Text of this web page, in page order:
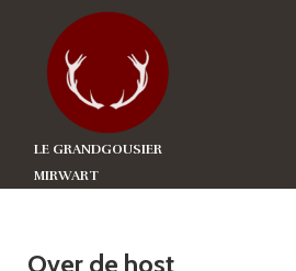
LE GRANDGOUSIER
MIRWART
Over de host